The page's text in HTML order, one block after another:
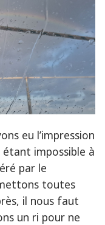
eu l’impression
impossible à
par le
toutes
il nous faut
un ri pour ne